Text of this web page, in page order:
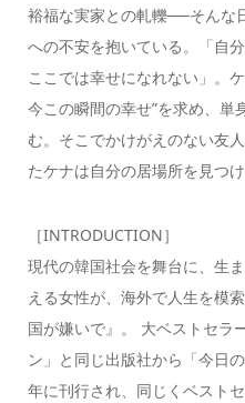
裕福な実家との軋轢──そんな
への不安を抱いている。「自
ここでは幸せになれない」。
今この瞬間の幸せ”を求め、単
む。そこでかけがえのない友
たケナは自分の居場所を見つけ
［INTRODUCTION］
現代の韓国社会を舞台に、生
える女性が、海外で人生を模
国が嫌いで』。 大ベストセラ
ン」と同じ出版社から「今日
年に刊行され、同じくベスト